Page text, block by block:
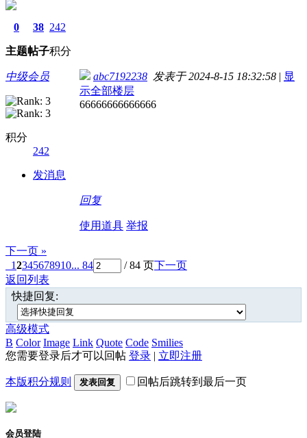
0
主题
38
帖子
242
积分
中级会员
积分
242
发消息
abc7192238 发表于 2024-8-15 18:32:58 | 显
示全部楼层
66666666666666
回复
使用道具 举报
下一页 »
12345678910... 84 / 84 页下一页
返回列表
快捷回复:
高级模式
B Color Image Link Quote Code Smilies
您需要登录后才可以回帖 登录 | 立即注册
本版积分规则 发表回复 回帖后跳转到最后一页
会员登陆